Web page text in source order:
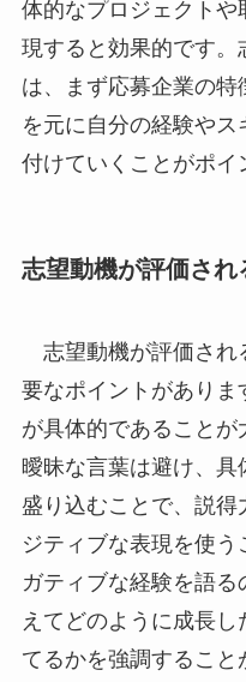
体的なプロジェクト
現すると効果的です。
は、まず応募企業の
を元に自分の経験や
付けていくことがポイ
志望動機が評価され
志望動機が評価され
要なポイントがあり
が具体的であること
曖昧な言葉は避け、
盛り込むことで、説
ジティブな表現を使
ガティブな経験を語
えてどのように成長
てるかを強調するこ